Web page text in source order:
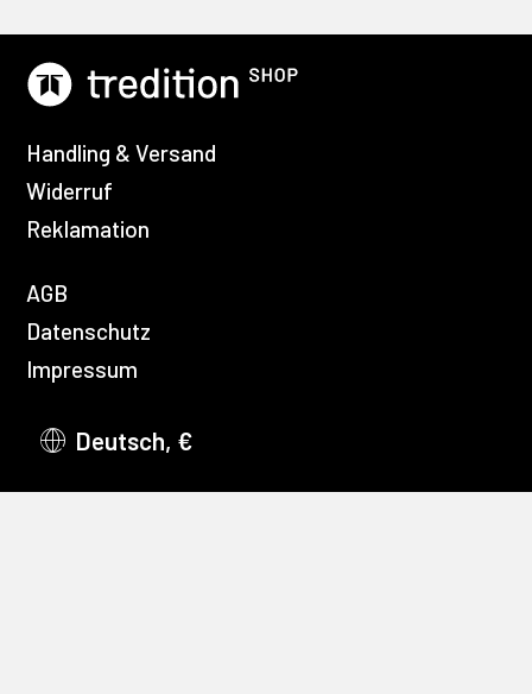
Handling & Versand
Widerruf
Reklamation
AGB
Datenschutz
Impressum
Deutsch, €